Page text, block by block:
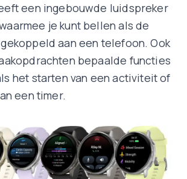
een ingebouwde luidspreker
je kunt bellen als de
aan een telefoon. Ook
bepaalde functies
het starten van een activiteit of
een timer.